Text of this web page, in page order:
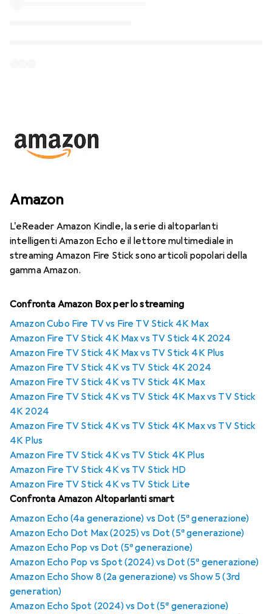
Amazon
L'eReader Amazon Kindle, la serie di altoparlanti
intelligenti Amazon Echo e il lettore multimediale in
streaming Amazon Fire Stick sono articoli popolari della
gamma Amazon.
Confronta Amazon Box per lo streaming
Amazon Cubo Fire TV vs Fire TV Stick 4K Max
Amazon Fire TV Stick 4K Max vs TV Stick 4K 2024
Amazon Fire TV Stick 4K Max vs TV Stick 4K Plus
Amazon Fire TV Stick 4K vs TV Stick 4K 2024
Amazon Fire TV Stick 4K vs TV Stick 4K Max
Amazon Fire TV Stick 4K vs TV Stick 4K Max vs TV Stick
4K 2024
Amazon Fire TV Stick 4K vs TV Stick 4K Max vs TV Stick
4K Plus
Amazon Fire TV Stick 4K vs TV Stick 4K Plus
Amazon Fire TV Stick 4K vs TV Stick HD
Amazon Fire TV Stick 4K vs TV Stick Lite
Confronta Amazon Altoparlanti smart
Amazon Echo (4a generazione) vs Dot (5ª generazione)
Amazon Echo Dot Max (2025) vs Dot (5ª generazione)
Amazon Echo Pop vs Dot (5ª generazione)
Amazon Echo Pop vs Spot (2024) vs Dot (5ª generazione)
Amazon Echo Show 8 (2a generazione) vs Show 5 (3rd
generation)
Amazon Echo Spot (2024) vs Dot (5ª generazione)